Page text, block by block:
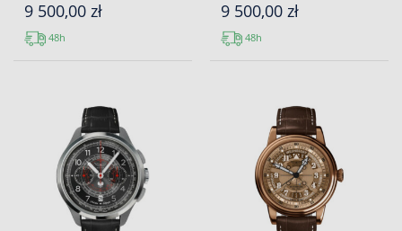
9 500,00 zł
48h
9 500,00 zł
48h